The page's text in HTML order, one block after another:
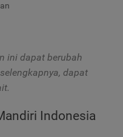
ini dapat berubah
dapat
Indonesia